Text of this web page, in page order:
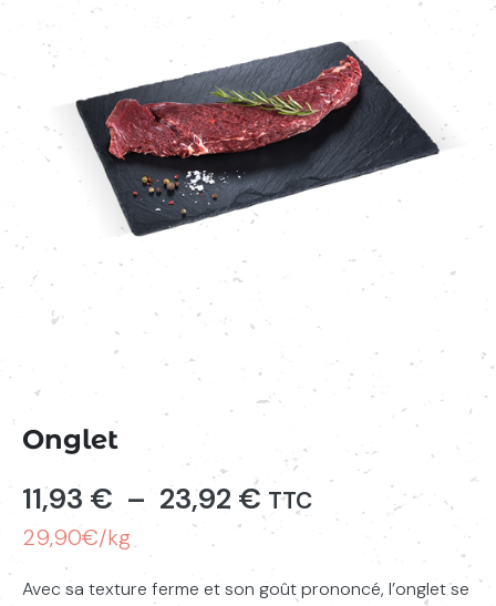
Onglet
11,93 € – 23,92 € Plage
de
prix :
TTC
29,90€/kg
Avec sa texture ferme et son goût prononcé, l’onglet se